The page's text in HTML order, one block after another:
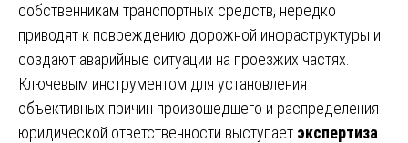
собственникам транспортных средств, нередко
приводят к повреждению дорожной инфраструктуры и
создают аварийные ситуации на проезжих частях.
Ключевым инструментом для установления
объективных причин произошедшего и распределения
юридической ответственности выступает экспертиза